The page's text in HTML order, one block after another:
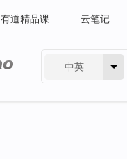
有道精品课 云笔记
中英